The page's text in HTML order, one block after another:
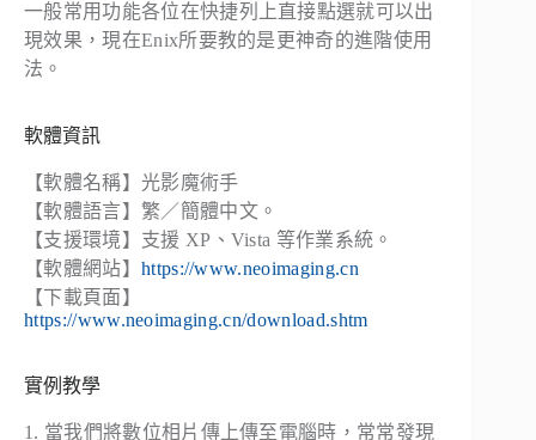
一般常用功能各位在快捷列上直接點選就可以出
現效果，現在Enix所要教的是更神奇的進階使用
法。
軟體資訊
【軟體名稱】光影魔術手
【軟體語言】繁／簡體中文。
【支援環境】支援 XP、Vista 等作業系統。
【軟體網站】 https://www.neoimaging.cn
【下載頁面】
https://www.neoimaging.cn/download.shtm
實例教學
1. 當我們將數位相片傳上傳至電腦時，常常發現